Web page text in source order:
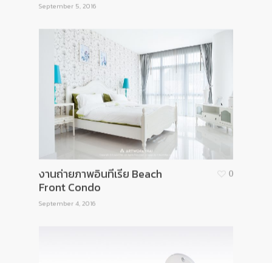
September 5, 2016
งานถ่ายภาพอินทีเรีย Beach
Front Condo
September 4, 2016
0